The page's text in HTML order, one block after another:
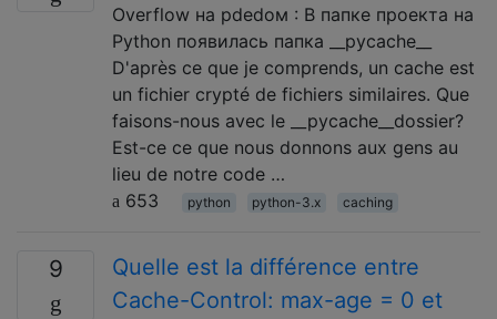
Overflow на рdedом : В папке проекта на
Python появилась папка __pycache__
D'après ce que je comprends, un cache est
un fichier crypté de fichiers similaires. Que
faisons-nous avec le __pycache__dossier?
Est-ce ce que nous donnons aux gens au
lieu de notre code …
653
python python-3.x caching
9
Quelle est la différence entre
Cache-Control: max-age = 0 et